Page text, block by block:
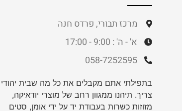
מרכז תבורי, פרדס חנה
א' - ה' : 9:00 - 17:00
058-7252595
בתפילתי אתם מקבלים את כל מה שבית יהודי
צריך. תיהנו ממגוון רחב של מוצרי יודאיקה,
מזוזות כשרות בעבודת יד על ידי אומן, סטים